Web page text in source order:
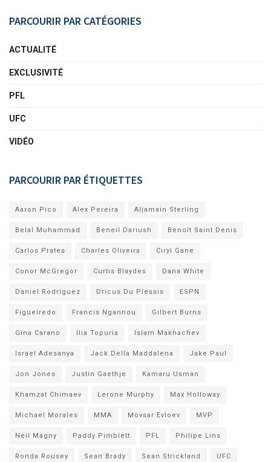
PARCOURIR PAR CATÉGORIES
ACTUALITÉ
EXCLUSIVITÉ
PFL
UFC
VIDÉO
PARCOURIR PAR ÉTIQUETTES
Aaron Pico Alex Pereira Aljamain Sterling
Belal Muhammad Beneil Dariush Benoît Saint Denis
Carlos Prates Charles Oliveira Ciryl Gane
Conor McGregor Curtis Blaydes Dana White
Daniel Rodríguez Dricus Du Plessis ESPN
Figueiredo Francis Ngannou Gilbert Burns
Gina Carano Ilia Topuria Islam Makhachev
Israel Adesanya Jack Della Maddalena Jake Paul
Jon Jones Justin Gaethje Kamaru Usman
Khamzat Chimaev Lerone Murphy Max Holloway
Michael Morales MMA Movsar Evloev MVP
Neil Magny Paddy Pimblett PFL Philipe Lins
Ronda Rousey Sean Brady Sean Strickland UFC